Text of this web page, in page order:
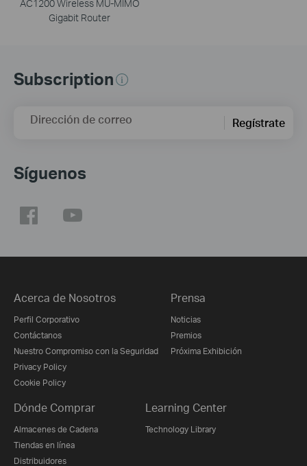
AC1200 Wireless MU-MIMO
Gigabit Router
Subscription
Dirección de correo Regístrate
Síguenos
Acerca de Nosotros
Perfil Corporativo
Contáctanos
Nuestro Compromiso con la Seguridad
Privacy Policy
Cookie Policy
Prensa
Noticias
Premios
Próxima Exhibición
Dónde Comprar
Almacenes de Cadena
Tiendas en línea
Distribuidores
Learning Center
Technology Library